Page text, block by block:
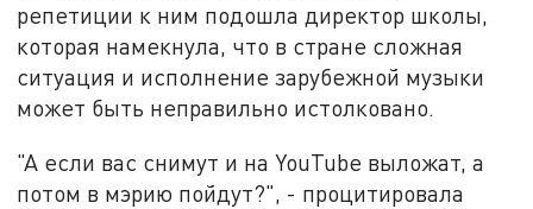
репетиции к ним подошла директор школы,
которая намекнула, что в стране сложная
ситуация и исполнение зарубежной музыки
может быть неправильно истолковано.
"А если вас снимут и на YouTube выложат, а
потом в мэрию пойдут?", - процитировала